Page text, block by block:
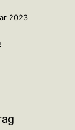
2023